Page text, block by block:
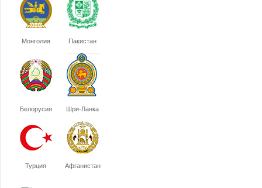
Монголия Пакистан
Белорусия Шри-Ланка
Турция Афганистан